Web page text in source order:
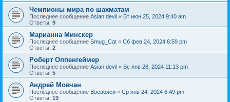
Чемпионы мира по шахматам
Последнее сообщение Asian devil « Вт июн 25, 2024 9:40 am
Ответы: 9
Марианна Минскер
Последнее сообщение Smug_Cat « Сб фев 24, 2024 6:59 pm
Ответы: 2
Роберт Оппенгеймер
Последнее сообщение Asian devil « Вс янв 28, 2024 11:13 pm
Ответы: 5
Андрей Мовчан
Последнее сообщение Восвояси « Ср янв 24, 2024 6:49 pm
Ответы: 19